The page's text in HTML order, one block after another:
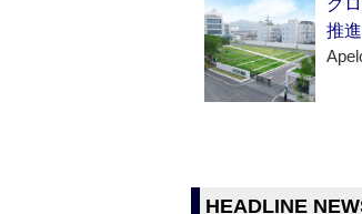
グ
推進
HEADLINE